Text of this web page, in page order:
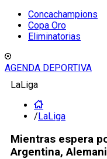
Concachampions
Copa Oro
Eliminatorias
AGENDA DEPORTIVA
LaLiga
/LaLiga
Mientras espera
Argentina,